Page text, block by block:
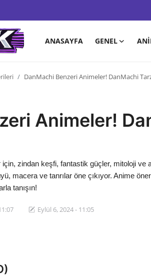
ANASAYFA GENEL
DanMachi Benzeri Animeler! DanMachi
Animeler!
zindan keşfi, fantastik güçler, mitoloji ve
macera ve tanrılar öne çıkıyor. Anime
tanışın!
Eylül 6, 2024 - 11:05